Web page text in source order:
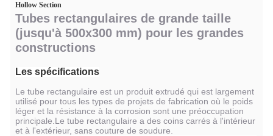
Hollow Section
Tubes rectangulaires de grande taille
(jusqu'à 500x300 mm) pour les grandes
constructions
Les spécifications
Le tube rectangulaire est un produit extrudé qui est largement
utilisé pour tous les types de projets de fabrication où le poids
léger et la résistance à la corrosion sont une préoccupation
principale.Le tube rectangulaire a des coins carrés à l'intérieur
et à l'extérieur, sans couture de soudure.